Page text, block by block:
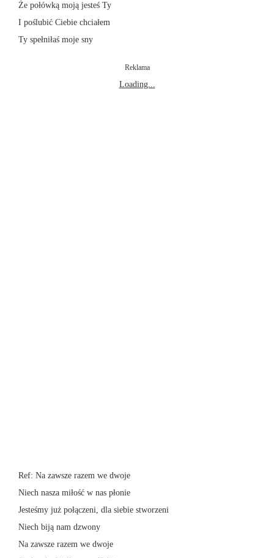
Że połówką moją jesteś Ty
I poślubić Ciebie chciałem
Ty spełniłaś moje sny
Reklama
Loading...
Ref: Na zawsze razem we dwoje
Niech nasza miłość w nas płonie
Jesteśmy już połączeni, dla siebie stworzeni
Niech biją nam dzwony
Na zawsze razem we dwoje